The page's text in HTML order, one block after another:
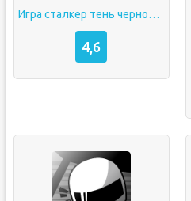
Игра сталкер тень чернобыля на андроид
4,6